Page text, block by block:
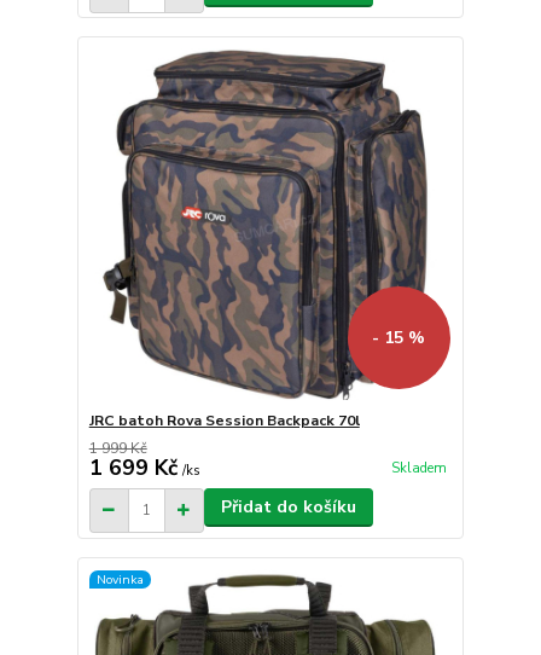
- 15 %
JRC batoh Rova Session Backpack 70l
1 999 Kč
1 699 Kč /ks Skladem
Přidat do košíku
Novinka